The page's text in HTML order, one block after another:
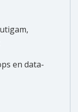
en data-